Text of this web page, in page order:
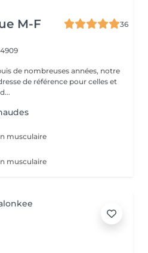
M-F
36
de nombreuses années, notre
de référence pour celles et
musculaire
musculaire